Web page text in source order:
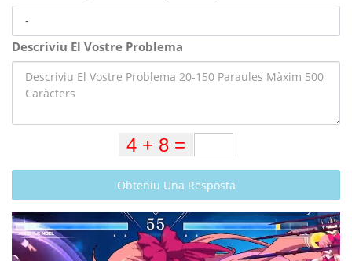
Descriviu El Vostre Problema
Obteniu Una Resposta